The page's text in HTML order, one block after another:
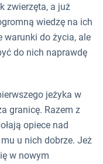
zwierzęta, a już
wiedzę na ich
warunki do życia, ale
do nich naprawdę
jeżyka w
granicę. Razem z
opiece nad
u nich dobrze. Jeż
w nowym